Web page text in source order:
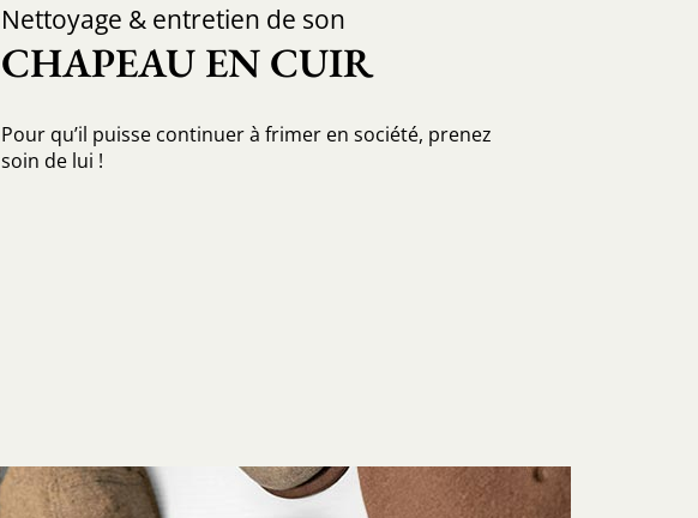
Nettoyage & entretien de son
CHAPEAU EN CUIR
Pour qu’il puisse continuer à frimer en société, prenez
soin de lui !